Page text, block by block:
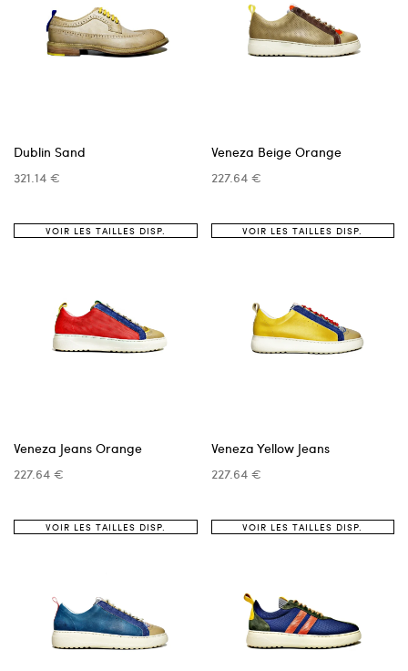
Dublin Sand
321.14 €
Veneza Beige Orange
227.64 €
VOIR LES TAILLES DISP.
Veneza Jeans Orange
227.64 €
VOIR LES TAILLES DISP.
Veneza Yellow Jeans
227.64 €
VOIR LES TAILLES DISP. VOIR LES TAILLES DISP.